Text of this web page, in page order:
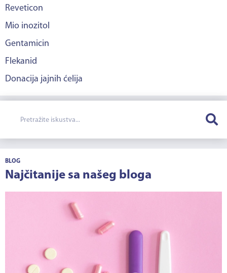
Reveticon
Mio inozitol
Gentamicin
Flekanid
Donacija jajnih ćelija
BLOG
Najčitanije sa našeg bloga